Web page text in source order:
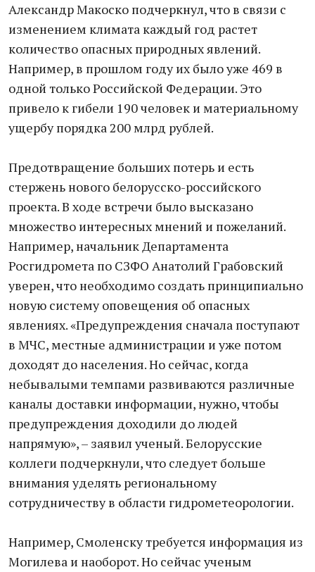
Александр Макоско подчеркнул, что в связи с
изменением климата каждый год растет
количество опасных природных явлений.
Например, в прошлом году их было уже 469 в
одной только Российской Федерации. Это
привело к гибели 190 человек и материальному
ущербу порядка 200 млрд рублей.
Предотвращение больших потерь и есть
стержень нового белорусско-российского
проекта. В ходе встречи было высказано
множество интересных мнений и пожеланий.
Например, начальник Департамента
Росгидромета по СЗФО Анатолий Грабовский
уверен, что необходимо создать принципиально
новую систему оповещения об опасных
явлениях. «Предупреждения сначала поступают
в МЧС, местные администрации и уже потом
доходят до населения. Но сейчас, когда
небывалыми темпами развиваются различные
каналы доставки информации, нужно, чтобы
предупреждения доходили до людей
напрямую», – заявил ученый. Белорусские
коллеги подчеркнули, что следует больше
внимания уделять региональному
сотрудничеству в области гидрометеорологии.
Например, Смоленску требуется информация из
Могилева и наоборот. Но сейчас ученым